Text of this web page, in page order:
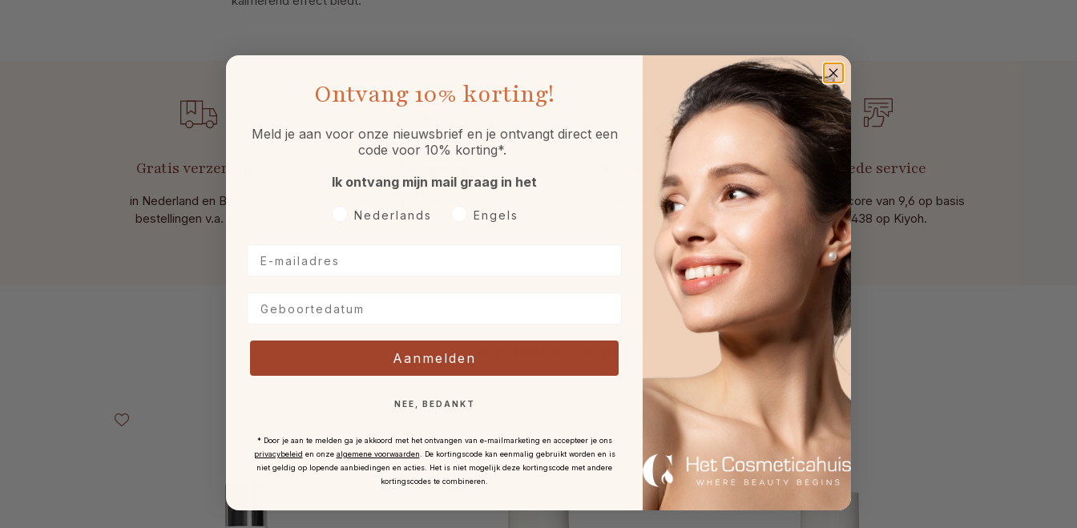
Gratis verzending
in Nederland en België bij
bestellingen v.a. € 49,-.
ontvangst
Gratis sample óf gift
Bij iedere bestelling.
Goede service
Met een score van 9,6 op basis
van 438 op Kiyoh.
Maak je routine compleet
Ontvang 10% korting!
Meld je aan voor onze nieuwsbrief en je ontvangt direct een
code voor 10% korting*.
Ik ontvang mijn mail graag in het
Voorkeurtaal
Nederlands Engels
Aanmelden
NEE, BEDANKT
* Door je aan te melden ga je akkoord met het ontvangen van e-mailmarketing en accepteer je ons
privacybeleid en onze algemene voorwaarden
De kortingscode kan eenmalig gebruikt worden en is
niet geldig op lopende aanbiedingen en acties. Het is niet mogelijk deze kortingscode met andere
kortingscodes te combineren.